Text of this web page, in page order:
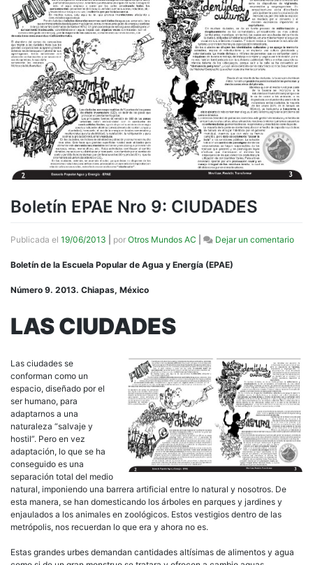
Boletín EPAE Nro 9: CIUDADES
Publicada el 19/06/2013 por Otros Mundos AC Dejar un comentarioen
Boletín de la Escuela Popular de Agua y Energía (EPAE)
Número 9. 2013. Chiapas, México
LAS CIUDADES
Las ciudades se
conforman como un
espacio, diseñado por el
ser humano, para
adaptarnos a una
naturaleza “salvaje y
hostil”. Pero en vez
adaptación, lo que se ha
conseguido es una
separación total del medio
natural, imponiendo una barrera artificial entre lo natural y nosotros. De
esta manera, se han domesticando los árboles en parques y jardines y
enjaulados a los animales en zoológicos. Estos vestigios dentro de las
metrópolis, nos recuerdan lo que era y ahora no es.
Estas grandes urbes demandan cantidades altísimas de alimentos y agua